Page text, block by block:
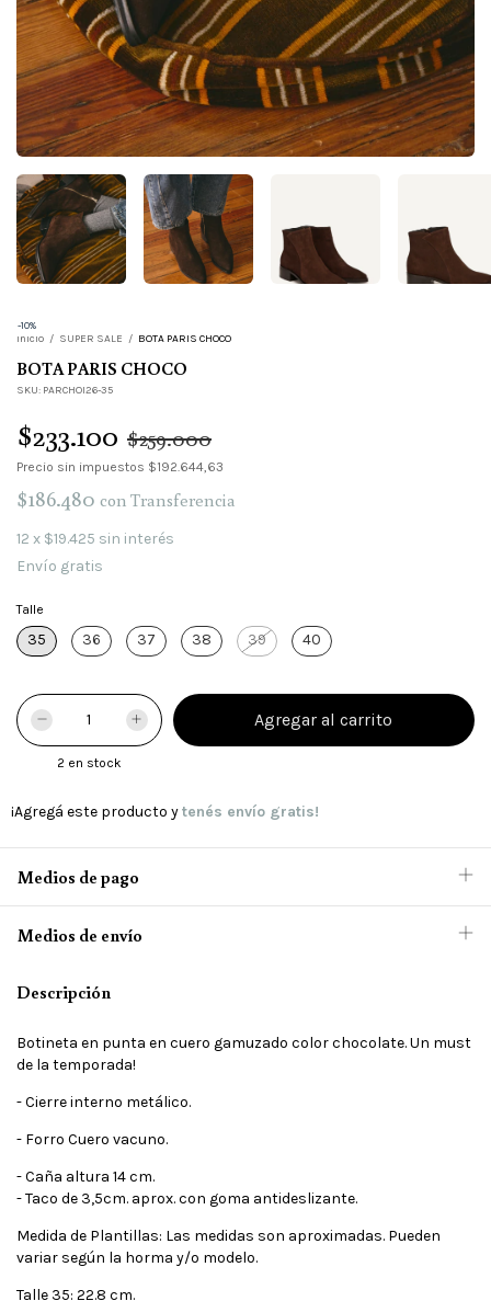
-10%
Inicio / SUPER SALE / BOTA PARIS CHOCO
BOTA PARIS CHOCO
SKU: PARCHOI26-35
$233.100 $259.000
Precio sin impuestos $192.644,63
$186.480 con Transferencia
12 x $19.425 sin interés
Envío gratis
Talle
35 36 37 38 39 40
2 en stock
¡Agregá este producto ytenés envío gratis!
Medios de pago
Medios de envío
Descripción
Botineta en punta en cuero gamuzado color chocolate. Un must
de la temporada!
- Cierre interno metálico.
- Forro Cuero vacuno.
- Caña altura 14 cm.
- Taco de 3,5cm. aprox. con goma antideslizante.
Medida de Plantillas: Las medidas son aproximadas. Pueden
variar según la horma y/o modelo.
Talle 35: 22.8 cm.